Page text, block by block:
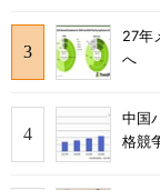
27年
へ
中国
格競